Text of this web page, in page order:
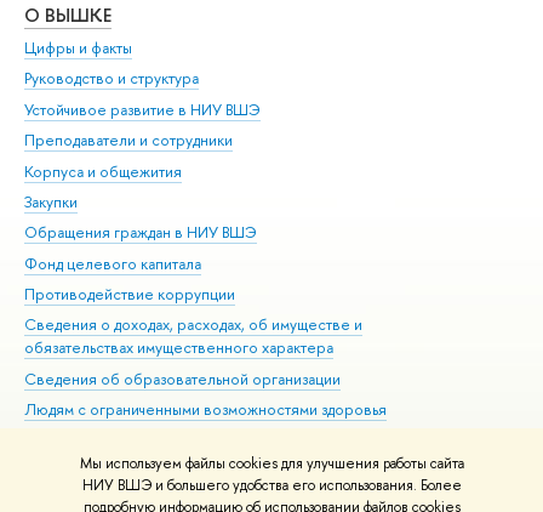
Мы используем файлы cookies для улучшения работы сайта
НИУ ВШЭ и большего удобства его использования. Более
подробную информацию об использовании файлов cookies
О ВЫШКЕ
Цифры и факты
Руководство и структура
Устойчивое развитие в НИУ ВШЭ
Преподаватели и сотрудники
Корпуса и общежития
Закупки
Обращения граждан в НИУ ВШЭ
Фонд целевого капитала
Противодействие коррупции
Сведения о доходах, расходах, об имуществе и
обязательствах имущественного характера
Сведения об образовательной организации
Людям с ограниченными возможностями здоровья
Работа в Вышке